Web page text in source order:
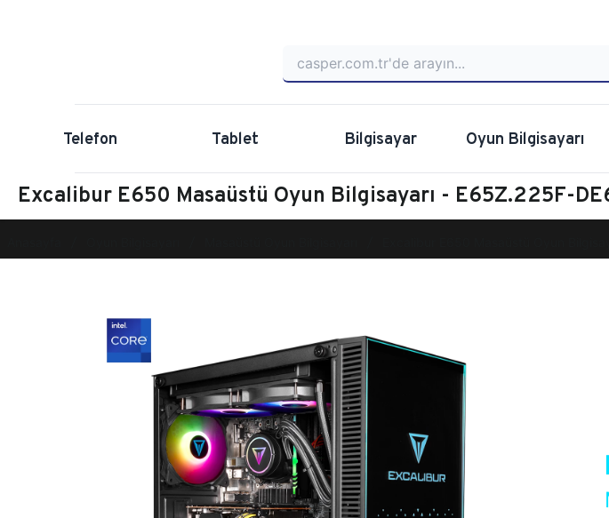
Telefon Tablet Bilgisayar Oyun Bilgisayarı
Excalibur E650 Masaüstü Oyun Bilgisayarı - E65Z.225F-